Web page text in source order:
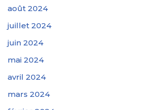
août 2024
juillet 2024
juin 2024
mai 2024
avril 2024
mars 2024